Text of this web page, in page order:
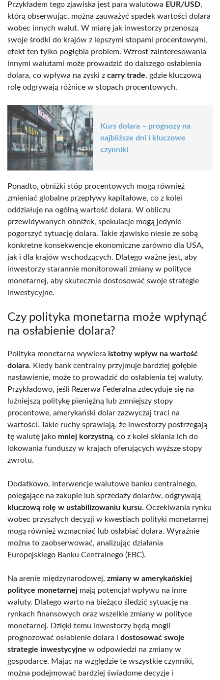
Przykładem tego zjawiska jest para walutowa EUR/USD,
którą obserwując, można zauważyć spadek wartości dolara
wobec innych walut. W miarę jak inwestorzy przenoszą
swoje środki do krajów z lepszymi stopami procentowymi,
efekt ten tylko pogłębia problem. Wzrost zainteresowania
innymi walutami może prowadzić do dalszego osłabienia
dolara, co wpływa na zyski z carry trade, gdzie kluczową
rolę odgrywają różnice w stopach procentowych.
Kurs dolara – prognozy na
najbliższe dni i kluczowe
czynniki
Ponadto, obniżki stóp procentowych mogą również
zmieniać globalne przepływy kapitałowe, co z kolei
oddziałuje na ogólną wartość dolara. W obliczu
przewidywanych obniżek, spekulacje mogą jedynie
pogorszyć sytuację dolara. Takie zjawisko niesie ze sobą
konkretne konsekwencje ekonomiczne zarówno dla USA,
jak i dla krajów wschodzących. Dlatego ważne jest, aby
inwestorzy starannie monitorowali zmiany w polityce
monetarnej, aby skutecznie dostosować swoje strategie
inwestycyjne.
Czy polityka monetarna może wpłynąć
na osłabienie dolara?
Polityka monetarna wywiera istotny wpływ na wartość
dolara. Kiedy bank centralny przyjmuje bardziej gołębie
nastawienie, może to prowadzić do osłabienia tej waluty.
Przykładowo, jeśli Rezerwa Federalna zdecyduje się na
luźniejszą politykę pieniężną lub zmniejszy stopy
procentowe, amerykański dolar zazwyczaj traci na
wartości. Takie ruchy sprawiają, że inwestorzy postrzegają
tę walutę jako mniej korzystną, co z kolei skłania ich do
lokowania funduszy w krajach oferujących wyższe stopy
zwrotu.
Dodatkowo, interwencje walutowe banku centralnego,
polegające na zakupie lub sprzedaży dolarów, odgrywają
kluczową rolę w ustabilizowaniu kursu. Oczekiwania rynku
wobec przyszłych decyzji w kwestiach polityki monetarnej
mogą również wzmacniać lub osłabiać dolara. Wyraźnie
można to zaobserwować, analizując działania
Europejskiego Banku Centralnego (EBC).
Na arenie międzynarodowej, zmiany w amerykańskiej
polityce monetarnej mają potencjał wpływu na inne
waluty. Dlatego warto na bieżąco śledzić sytuację na
rynkach finansowych oraz wszelkie zmiany w polityce
monetarnej. Dzięki temu inwestorzy będą mogli
prognozować osłabienie dolara i dostosować swoje
strategie inwestycyjne w odpowiedzi na zmiany w
gospodarce. Mając na względzie te wszystkie czynniki,
można podejmować bardziej świadome decyzje i